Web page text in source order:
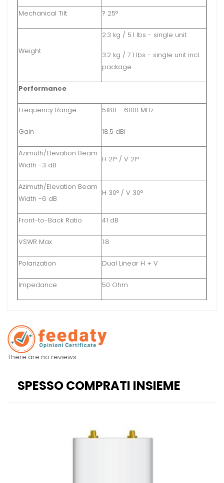
Mechanical Tilt ? 25°
Weight
2.3 kg / 5.1 lbs - single unit
3.2 kg / 7.1 lbs - single unit incl.
package
Performance
Frequency Range 5180 - 6100 MHz
Gain 18.5 dBi
Azimuth/Elevation Beam
Width -3 dB
H 21° / V 21°
Azimuth/Elevation Beam
Width -6 dB
H 30° / V 30°
Front-to-Back Ratio 41 dB
VSWR Max 1.8
Polarization Dual Linear H + V
Impedance 50 Ohm
There are no reviews
SPESSO COMPRATI INSIEME